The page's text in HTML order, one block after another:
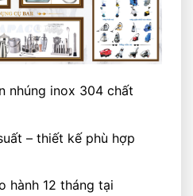
nhúng inox 304 chất
– thiết kế phù hợp
hành 12 tháng tại